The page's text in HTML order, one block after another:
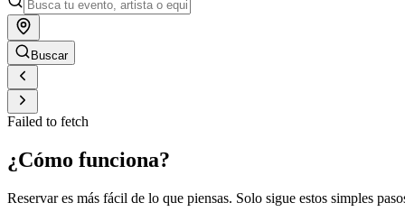
Buscar
Failed to fetch
¿Cómo funciona?
Reservar es más fácil de lo que piensas. Solo sigue estos simples